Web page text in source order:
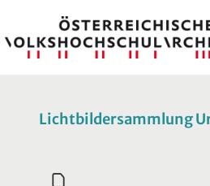
Lichtbildersammlung